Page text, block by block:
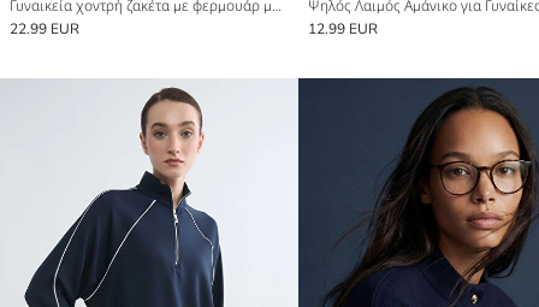
Γυναικεία χοντρή ζακέτα με φερμουάρ μπροστά
22.99 EUR
12.99 EUR